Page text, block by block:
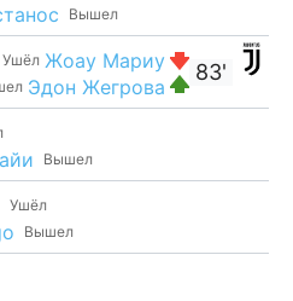
Вышел
83'
Ушёл Жоау Мариу
Эдон Жегрова
Вышел
Ушёл
Вышел